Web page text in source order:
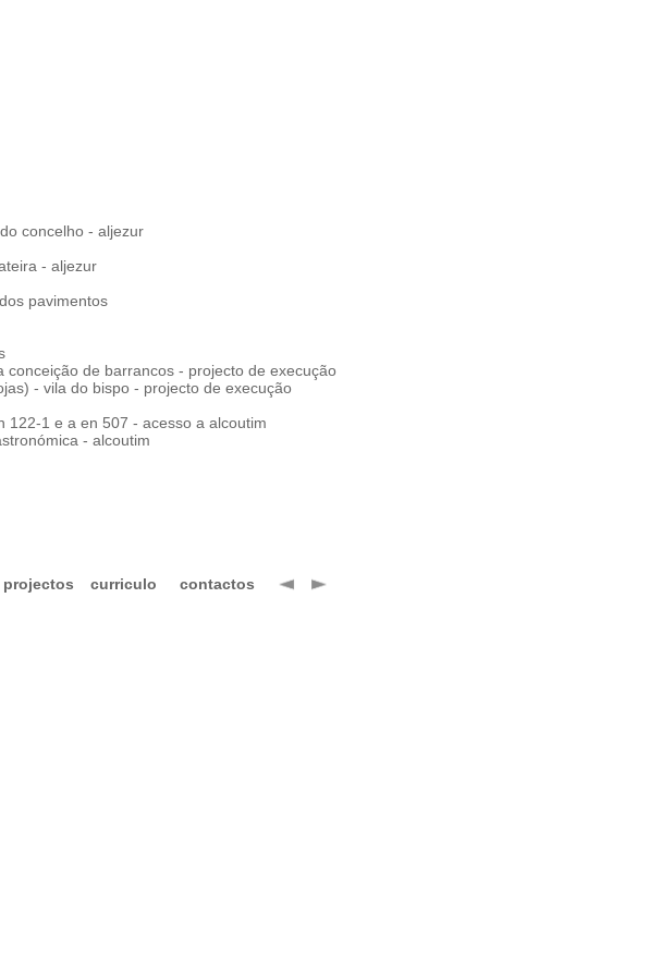
concelho - aljezur
- aljezur
pavimentos
de barrancos - projecto de execução
- vila do bispo - projecto de execução
122-1 e a en 507 - acesso a alcoutim
- alcoutim
projectos curriculo contactos